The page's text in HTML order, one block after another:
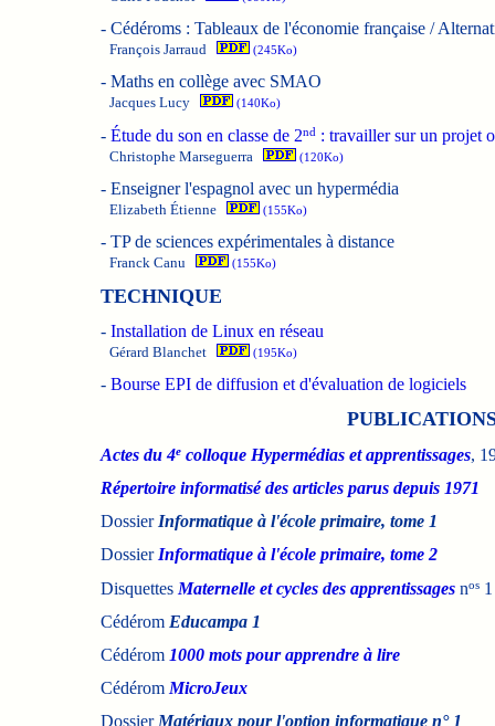
- Cédéroms : Tableaux de l'économie française /
François Jarraud (245Ko)
- Maths en collège avec SMAO
Jacques Lucy (140Ko)
- Étude du son en classe de 2nd: travailler sur un projet
Christophe Marseguerra (120Ko)
- Enseigner l'espagnol avec un hypermédia
Elizabeth Étienne (155Ko)
- TP de sciences expérimentales à distance
Franck Canu (155Ko)
TECHNIQUE
- Installation de Linux en réseau
Gérard Blanchet (195Ko)
- Bourse EPI de diffusion et d'évaluation de logiciels
Actes du 4ecolloque Hypermédias et apprentissages,
Répertoire informatisé des articles parus depuis 1971
Dossier Informatique à l'école primaire, tome 1
Dossier Informatique à l'école primaire, tome 2
DisquettesMaternelle et cycles des apprentissagesnos1
Cédérom Educampa 1
Cédérom 1000 mots pour apprendre à lire
Cédérom MicroJeux
Dossier Matériaux pour l'option informatique n° 1